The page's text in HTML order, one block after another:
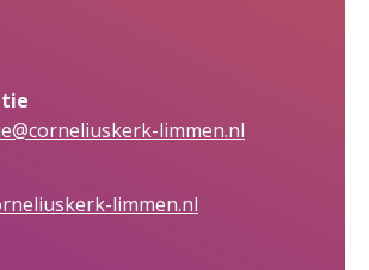
limmen.nl
limmen.nl